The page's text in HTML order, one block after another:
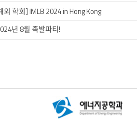
외 학회] IMLB 2024 in Hong Kong
년 8월 족발파티!